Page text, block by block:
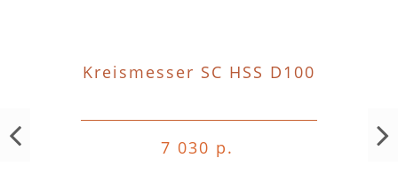
Kreismesser SC HSS D100
7 030 р.